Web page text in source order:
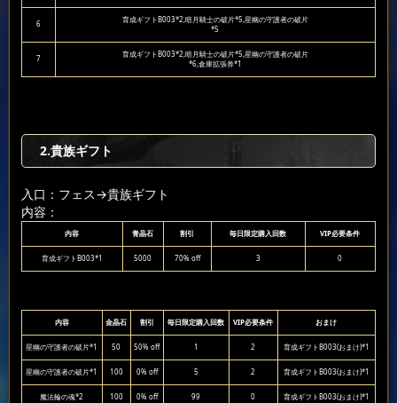
6
育成ギフトB003*2,暗月騎士の破片*5,星幽の守護者の破片
*5
7
育成ギフトB003*2,暗月騎士の破片*5,星幽の守護者の破片
*6,倉庫拡張券*1
2.貴族ギフト
入口：フェス→貴族ギフト
内容：
内容 青晶石 割引 毎日限定購入回数 VIP必要条件
育成ギフトB003*1 5000 70% off 3 0
内容 金晶石 割引 毎日限定購入回数 VIP必要条件 おまけ
星幽の守護者の破片*1 50 50% off 1 2 育成ギフトB003(おまけ)*1
星幽の守護者の破片*1 100 0% off 5 2 育成ギフトB003(おまけ)*1
魔法輪の魂*2 100 0% off 99 0 育成ギフトB003(おまけ)*1